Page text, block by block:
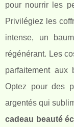
pour nourrir les
Privilégiez les
intense, un
régénérant. Les
parfaitement aux
Optez pour des
argentés qui
cadeau beauté